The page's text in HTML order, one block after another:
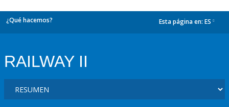
¿Qué hacemos? Esta página en: ES
RAILWAY II